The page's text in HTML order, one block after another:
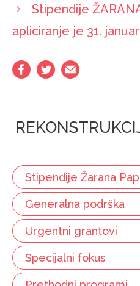
Stipendije
apliciranje je 31.
Stipendije Žarana
Generalna podrška
Urgentni grantovi
Specijalni fokus